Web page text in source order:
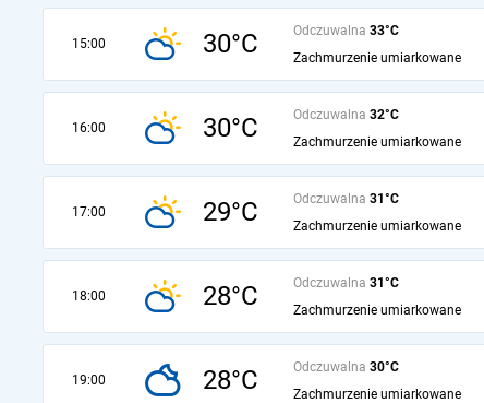
15:00 30°C Odczuwalna 33°C
Zachmurzenie umiarkowane
16:00 30°C Odczuwalna 32°C
Zachmurzenie umiarkowane
17:00 29°C Odczuwalna 31°C
Zachmurzenie umiarkowane
18:00 28°C Odczuwalna 31°C
Zachmurzenie umiarkowane
19:00 28°C Odczuwalna 30°C
Zachmurzenie umiarkowane